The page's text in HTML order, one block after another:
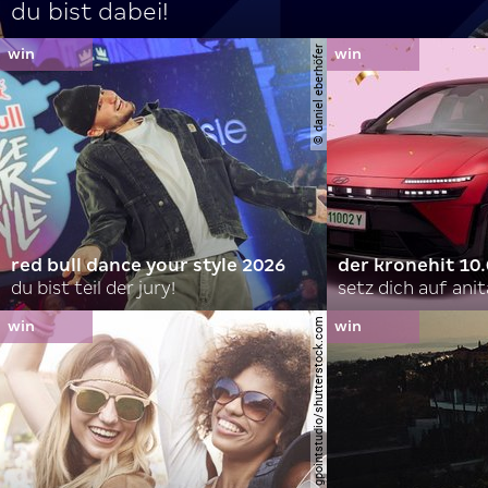
du bist dabei!
© daniel eberhöfer
red bull dance your style 2026
du bist teil der jury!
der kronehit
setz dich auf
© gpointstudio/shutterstock.com